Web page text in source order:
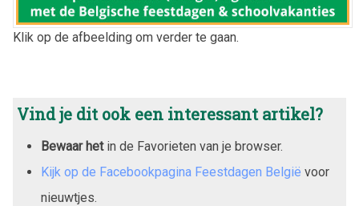
Klik op de afbeelding om verder te gaan.
Vind je dit ook een interessant artikel?
Bewaar hetin de Favorieten van je browser.
Kijk op de Facebookpagina Feestdagen België voor
nieuwtjes.